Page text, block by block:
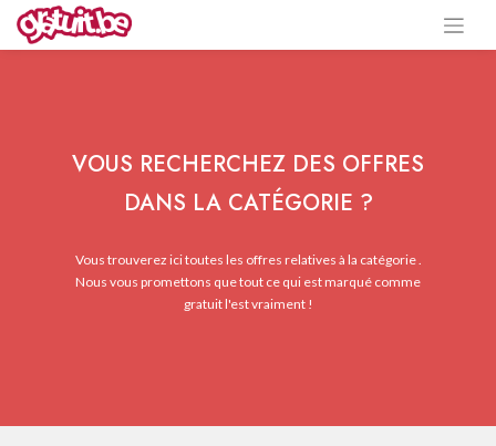
VOUS RECHERCHEZ DES OFFRES
DANS LA CATÉGORIE ?
Vous trouverez ici toutes les offres relatives à la catégorie .
Nous vous promettons que tout ce qui est marqué comme
gratuit l'est vraiment !